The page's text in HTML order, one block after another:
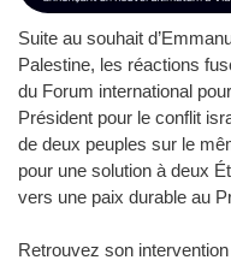
Suite au souhait
Palestine, les réactions
du Forum international
Président pour le conflit
de deux peuples sur le
pour une solution à deux
vers une paix durable au
Retrouvez son